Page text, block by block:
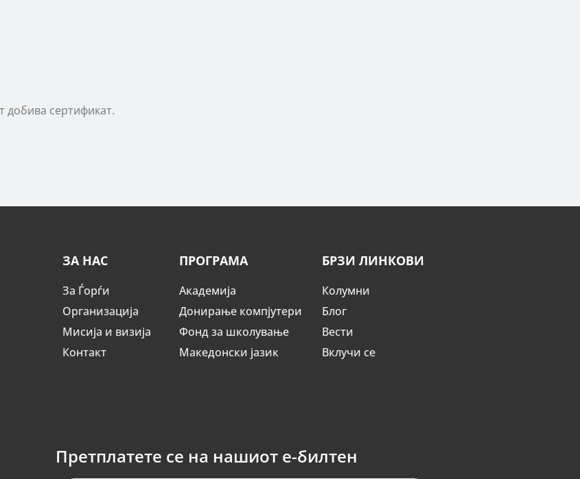
добива сертификат.
ЗА НАС
За Ѓорѓи
Организација
Мисија и визија
Контакт
ПРОГРАМА
Академија
Донирање компјутери
Фонд за школување
Македонски јазик
БРЗИ ЛИНКОВИ
Колумни
Блог
Вести
Вклучи се
Претплатете се на нашиот е-билтен